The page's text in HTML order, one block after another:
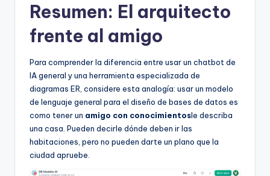
Resumen: El arquitecto
frente al amigo
Para comprender la diferencia entre usar un chatbot de
IA general y una herramienta especializada de
diagramas ER, considere esta analogía: usar un modelo
de lenguaje general para el diseño de bases de datos es
como tener un amigo con conocimientosle describa
una casa. Pueden decirle dónde deben ir las
habitaciones, pero no pueden darte un plano que la
ciudad apruebe.